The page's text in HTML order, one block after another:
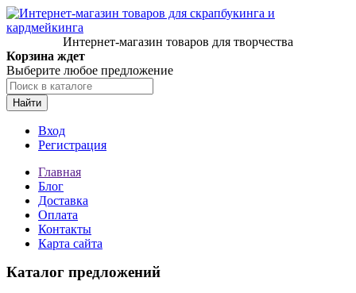
Интернет-магазин товаров для творчества
Корзина ждет
Выберите любое предложение
Найти
Вход
Регистрация
Главная
Блог
Доставка
Оплата
Контакты
Карта сайта
Каталог предложений